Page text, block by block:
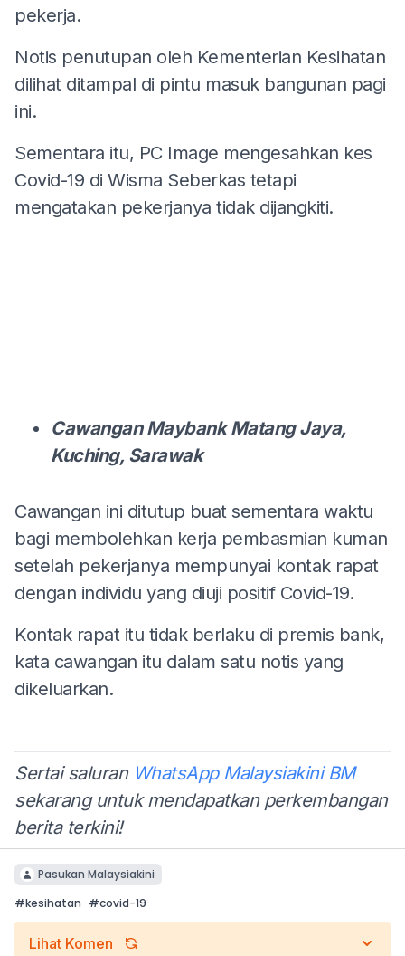
pekerja.
Notis penutupan oleh Kementerian Kesihatan
dilihat ditampal di pintu masuk bangunan pagi
ini.
Sementara itu, PC Image mengesahkan kes
Covid-19 di Wisma Seberkas tetapi
mengatakan pekerjanya tidak dijangkiti.
Cawangan Maybank Matang Jaya,
Kuching, Sarawak
Cawangan ini ditutup buat sementara waktu
bagi membolehkan kerja pembasmian kuman
setelah pekerjanya mempunyai kontak rapat
dengan individu yang diuji positif Covid-19.
Kontak rapat itu tidak berlaku di premis bank,
kata cawangan itu dalam satu notis yang
dikeluarkan.
Sertai saluran WhatsApp Malaysiakini BM
sekarang untuk mendapatkan perkembangan
berita terkini!
Pasukan Malaysiakini
#kesihatan #covid-19
Lihat Komen